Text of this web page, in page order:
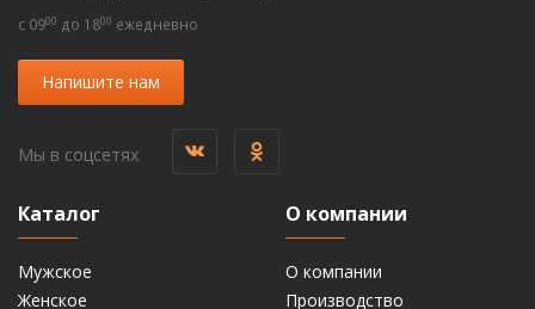
c 0900 до 1800 ежедневно
Напишите нам
Мы в соцсетях
Каталог
Мужское
Женское
О компании
О компании
Производство